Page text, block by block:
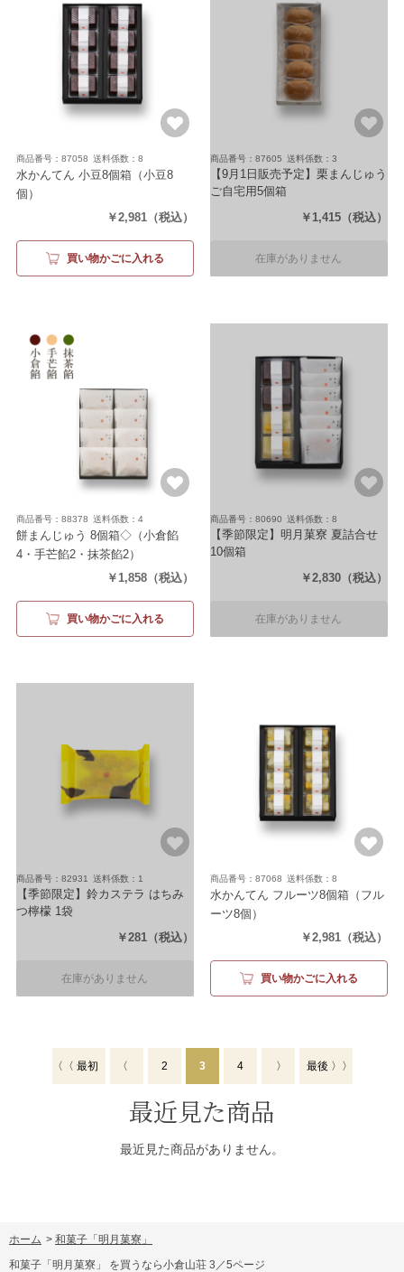
商品番号：87058 送料係数：8
水かんてん 小豆8個箱（小豆8
個）
￥2,981 （税込）
買い物かごに入れる
商品番号：87605 送料係数：3
【9月1日販売予定】栗まんじゅう
ご自宅用5個箱
￥1,415 （税込）
在庫がありません
商品番号：88378 送料係数：4
餅まんじゅう 8個箱◇（小倉餡
4・手芒餡2・抹茶餡2）
￥1,858 （税込）
買い物かごに入れる
商品番号：80690 送料係数：8
【季節限定】明月菓寮 夏詰合せ
10個箱
（水かんてん(小豆2個・フルーツ
2個)・餅まんじゅう(小倉餡2個・
￥2,830 （税込）
在庫がありません
商品番号：82931 送料係数：1
【季節限定】鈴カステラ はちみ
つ檸檬 1袋
￥281 （税込）
在庫がありません
商品番号：87068 送料係数：8
水かんてん フルーツ8個箱（フル
ーツ8個）
￥2,981 （税込）
買い物かごに入れる
〈〈 最初 〈 2 3 4 〉 最後 〉〉
最近見た商品
最近見た商品がありません。
ホーム > 和菓子「明月菓寮」
和菓子「明月菓寮」 を買うなら小倉山荘 3／5ページ